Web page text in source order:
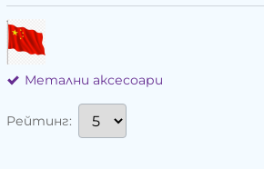
Метални аксесоари
Рейтинг: